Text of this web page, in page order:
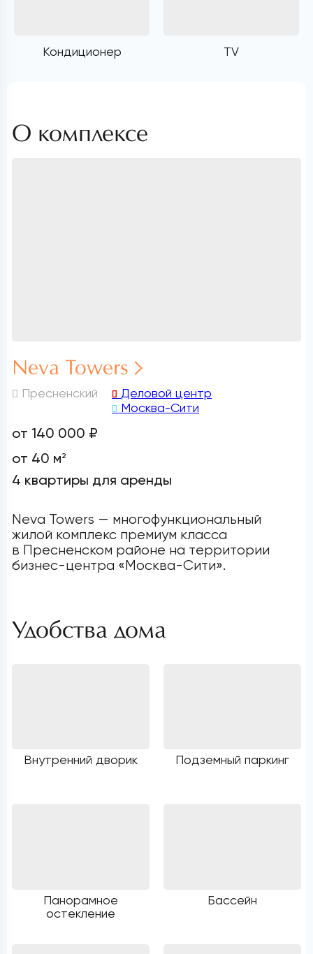
Кондиционер TV
О комплексе
Neva Towers
Пресненский
Деловой центр
Москва-Сити
от 140 000 ₽
от 40 м 2
4 квартиры для аренды
Neva Towers — многофункциональный
жилой комплекс премиум класса
в Пресненском районе на территории
бизнес-центра «Москва-Сити».
Удобства дома
Внутренний дворик Подземный паркинг
Панорамное
остекление
Бассейн